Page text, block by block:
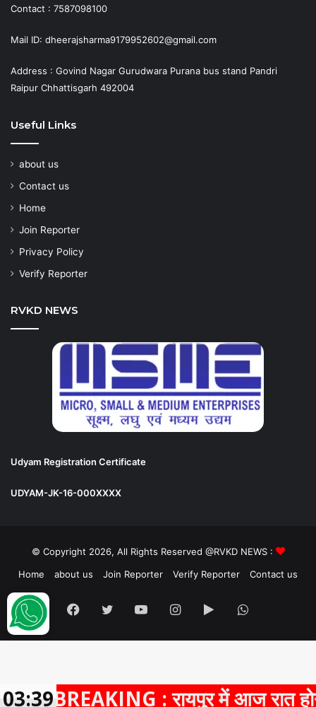
Contact : 7587098100
Mail ID: dheerajsharma9179952602@gmail.com
Address : Govind Nagar Gurudwara Purana bus stand Pandri
Raipur Chhattisgarh 492004
Useful Links
about us
Contact us
Home
Join Reporter
Privacy Policy
Verify Reporter
RVKD NEWS
Udyam Registration Certificate
UDYAM-JK-16-000XXXX
© Copyright 2026, All Rights Reserved @RVKD NEWS :
Home
about us Join Reporter Verify Reporter Contact us
Facebook
TwitterYouTubeInstagram
Google
Play
WhatsApp
BREAKING : रायपुर में आज रात होने
03:39